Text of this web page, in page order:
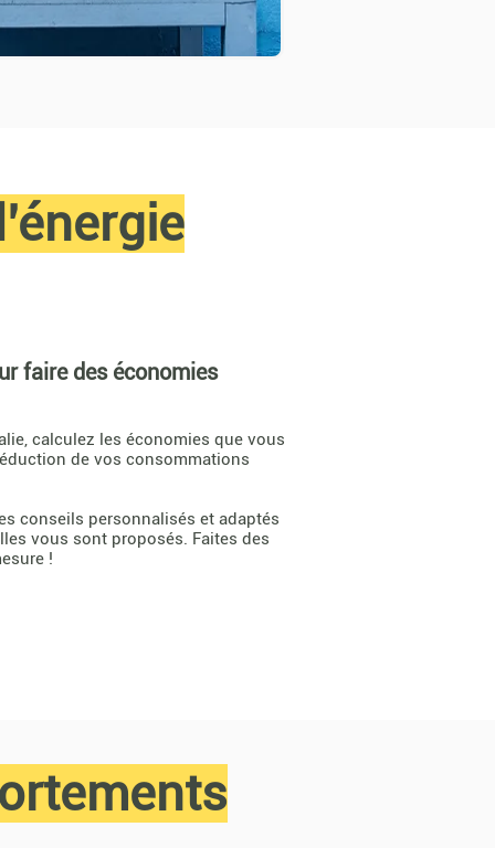
faire des économies
calculez les économies que vous
de vos consommations
conseils personnalisés et adaptés
vous sont proposés. Faites des
!